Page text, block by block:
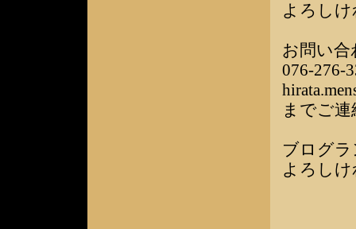
よろし
お問い合
076-276-
までご
ブログ
よろし